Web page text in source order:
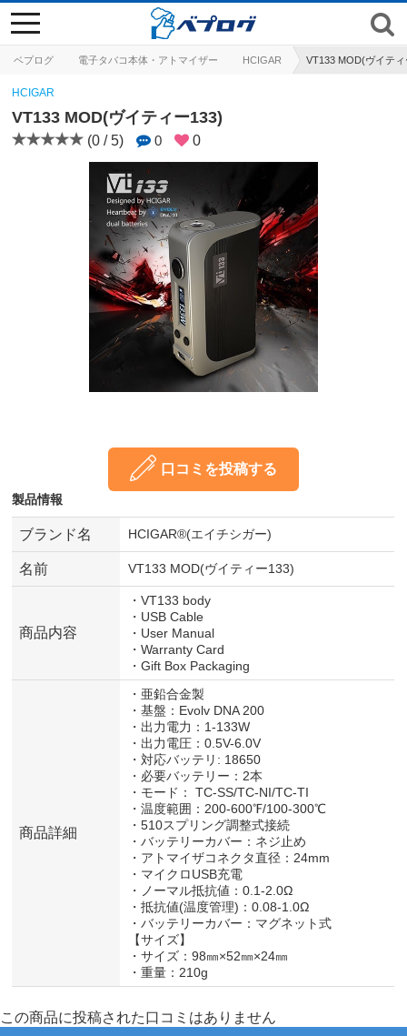
ベプログ 電子タバコ本体・アトマイザー HCIGAR VT133 MOD(ヴイテ
toggle
navigation
HCIGAR
VT133 MOD(ヴイティー133)
(0 / 5) 0 0
口コミを投稿する
製品情報
ブランド名 HCIGAR®(エイチシガー)
名前 VT133 MOD(ヴイティー133)
商品内容
・VT133 body
・USB Cable
・User Manual
・Warranty Card
・Gift Box Packaging
商品詳細
・亜鉛合金製
・基盤：Evolv DNA 200
・出力電力：1-133W
・出力電圧：0.5V-6.0V
・対応バッテリ: 18650
・必要バッテリー：2本
・モード： TC-SS/TC-NI/TC-TI
・温度範囲：200-600℉/100-300℃
・510スプリング調整式接続
・バッテリーカバー：ネジ止め
・アトマイザコネクタ直径：24mm
・マイクロUSB充電
・ノーマル抵抗値：0.1-2.0Ω
・抵抗値(温度管理)：0.08-1.0Ω
・バッテリーカバー：マグネット式
【サイズ】
・サイズ：98㎜×52㎜×24㎜
・重量：210g
この商品に投稿された口コミはありません